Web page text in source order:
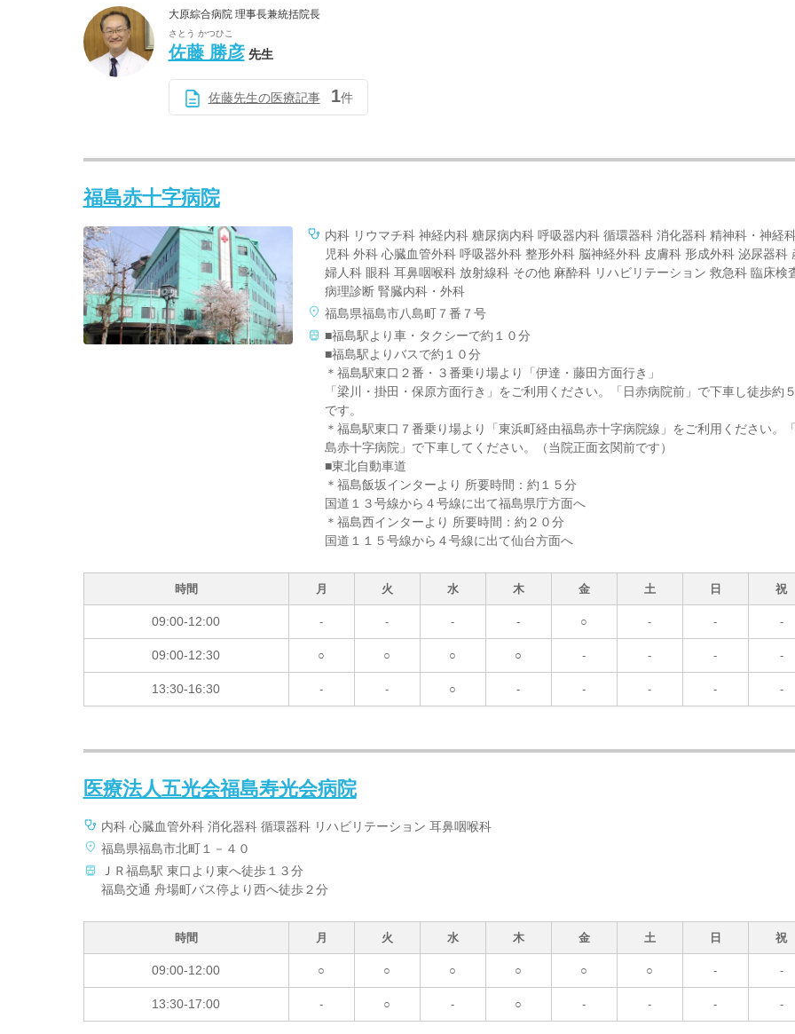
大原綜合病院 理事長兼統括院長
さとう かつひこ
佐藤 勝彦 先生
佐藤先生の医療記事 1件
福島赤十字病院
内科 リウマチ科 神経内科 糖尿病内科 呼吸器内科 循環器科 消化器科 精神科・神経
児科 外科 心臓血管外科 呼吸器外科 整形外科 脳神経外科 皮膚科 形成外科 泌尿器科
婦人科 眼科 耳鼻咽喉科 放射線科 その他 麻酔科 リハビリテーション 救急科 臨床検
病理診断 腎臓内科・外科
福島県福島市八島町７番７号
■福島駅より車・タクシーで約１０分
■福島駅よりバスで約１０分
＊福島駅東口２番・３番乗り場より「伊達・藤田方面行き」
「梁川・掛田・保原方面行き」をご利用ください。「日赤病院前」で下車し徒歩約
です。
＊福島駅東口７番乗り場より「東浜町経由福島赤十字病院線」をご利用ください。
島赤十字病院」で下車してください。（当院正面玄関前です）
■東北自動車道
＊福島飯坂インターより 所要時間：約１５分
国道１３号線から４号線に出て福島県庁方面へ
＊福島西インターより 所要時間：約２０分
国道１１５号線から４号線に出て仙台方面へ
時間 月 火 水 木 金 土 日 祝
09:00-12:00 - - - - ○ - - -
09:00-12:30 ○ ○ ○ ○ - - - -
13:30-16:30 - - ○ - - - - -
医療法人五光会福島寿光会病院
内科 心臓血管外科 消化器科 循環器科 リハビリテーション 耳鼻咽喉科
福島県福島市北町１－４０
ＪＲ福島駅 東口より東へ徒歩１３分
福島交通 舟場町バス停より西へ徒歩２分
時間 月 火 水 木 金 土 日 祝
09:00-12:00 ○ ○ ○ ○ ○ ○ - -
13:30-17:00 - ○ - ○ - - - -